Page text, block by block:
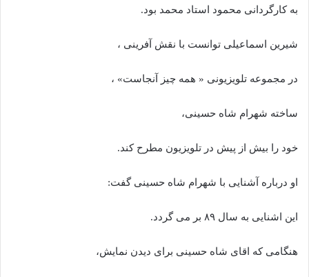
به کارگردانی محمود استاد محمد بود.
شیرین اسماعیلی توانست با نقش آفرینی ،
در مجموعه تلویزیونی « همه چیز آنجاست» ،
ساخته شهرام شاه حسینی،
خود را بیش از پیش در تلویزیون مطرح کند.
او درباره آشنایی با شهرام شاه حسینی گفت:
این اشنایی به سال ۸۹ بر می گردد.
هنگامی که اقای شاه حسینی برای دیدن نمایش،